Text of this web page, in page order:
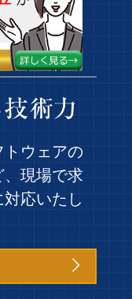
ウェアの
現場で求
応いたし
